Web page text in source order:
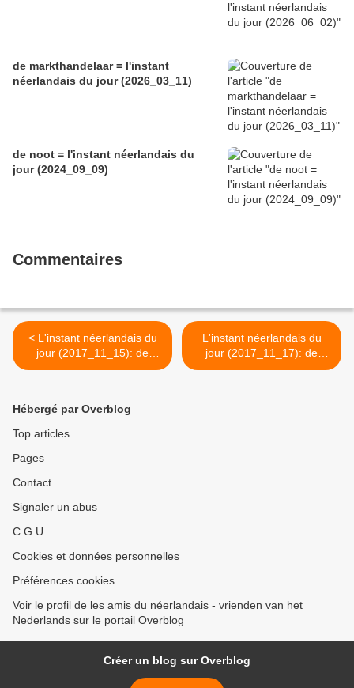
de markthandelaar = l'instant
néerlandais du jour (2026_03_11)
de noot = l'instant néerlandais du
jour (2024_09_09)
Commentaires
< L'instant néerlandais du
jour (2017_11_15): de
bètawetenschappen
L'instant néerlandais du
jour (2017_11_17): de
gammawetenschappen >
Hébergé par Overblog
Top articles
Pages
Contact
Signaler un abus
C.G.U.
Cookies et données personnelles
Préférences cookies
Voir le profil de les amis du néerlandais - vrienden van het
Nederlands sur le portail Overblog
Créer un blog sur Overblog